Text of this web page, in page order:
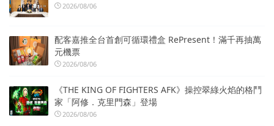
2026/08/06
配客嘉推全台首創可循環禮盒 RePresent！滿千再抽萬
元機票
2026/08/06
《THE KING OF FIGHTERS AFK》操控翠綠火焰的格鬥
家「阿修．克里門森」登場
2026/08/06